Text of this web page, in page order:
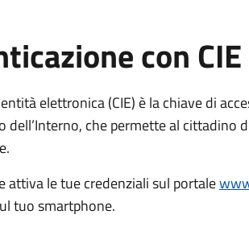
con CIE
elettronica (CIE) è la chiave di
dell’Interno, che permette al cittadino
attiva le tue credenziali sul portale
tuo smartphone.